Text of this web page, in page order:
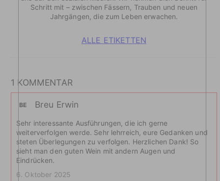
Schritt mit – zwischen Fässern, Trauben und neuen
Jahrgängen, die zum Leben erwachen.
ALLE ETIKETTEN
1 KOMMENTAR
BE Breu Erwin
Sehr interessante Ausführungen, die ich gerne
weiterverfolgen werde. Sehr lehrreich, eure Gedanken und
steten Überlegungen zu verfolgen. Herzlichen Dank! So
sieht man den guten Wein mit andern Augen und
Eindrücken.
6. Oktober 2025